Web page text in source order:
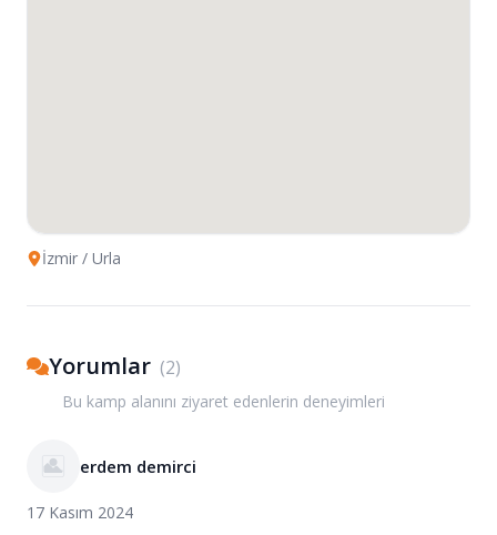
İzmir / Urla
Yorumlar (2)
Bu kamp alanını ziyaret edenlerin deneyimleri
erdem demirci
17 Kasım 2024